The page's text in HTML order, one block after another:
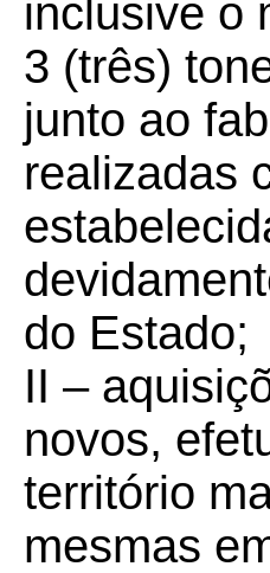
inclusive o
3 (três)
junto ao
realizadas
do Estado;
II –
novos,
território
mesmas